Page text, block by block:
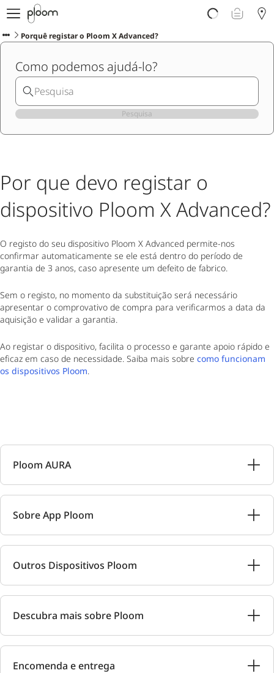
Porquê Ploom?
Loja
Descubra Ploom Club
Artigos
Ajuda e Suporte
Porquê registar o Ploom X Advanced?
Como podemos ajudá-lo?
Pesquisa
Por que devo registar o
dispositivo Ploom X Advanced?
O registo do seu dispositivo Ploom X Advanced permite-nos
confirmar automaticamente se ele está dentro do período de
garantia de 3 anos, caso apresente um defeito de fabrico.
Sem o registo, no momento da substituição será necessário
apresentar o comprovativo de compra para verificarmos a data da
aquisição e validar a garantia.
Ao registar o dispositivo, facilita o processo e garante apoio rápido e
eficaz em caso de necessidade. Saiba mais sobre como funcionam
os dispositivos Ploom.
Ploom AURA
Sobre App Ploom
Outros Dispositivos Ploom
Descubra mais sobre Ploom
Encomenda e entrega